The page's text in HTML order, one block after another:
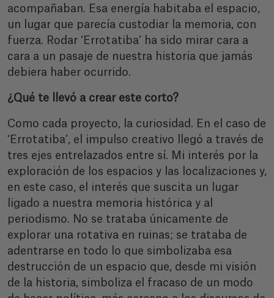
acompañaban. Esa energía habitaba el espacio,
un lugar que parecía custodiar la memoria, con
fuerza. Rodar ‘Errotatiba’ ha sido mirar cara a
cara a un pasaje de nuestra historia que jamás
debiera haber ocurrido.
¿Qué te llevó a crear este corto?
Como cada proyecto, la curiosidad. En el caso de
‘Errotatiba’, el impulso creativo llegó a través de
tres ejes entrelazados entre sí. Mi interés por la
exploración de los espacios y las localizaciones y,
en este caso, el interés que suscita un lugar
ligado a nuestra memoria histórica y al
periodismo. No se trataba únicamente de
explorar una rotativa en ruinas; se trataba de
adentrarse en todo lo que simbolizaba esa
destrucción de un espacio que, desde mi visión
de la historia, simboliza el fracaso de un modo